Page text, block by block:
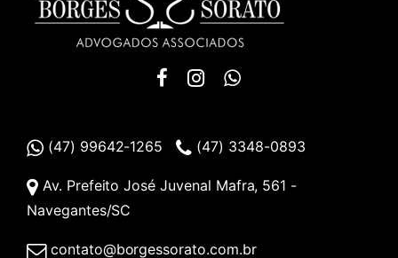
(47) 99642-1265 (47) 3348-0893
Av. Prefeito José Juvenal Mafra, 561 -
Navegantes/SC
contato@borgessorato.com.br